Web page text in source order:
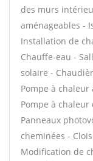
des murs
aménageables -
Installation de
Chauffe-eau -
solaire -
Pompe à
Pompe à
Panneaux
cheminées -
Modification de